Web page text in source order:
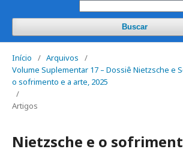
Buscar
Início / Arquivos
/
Volume Suplementar 17 – Dossiê Nietzsche e
o sofrimento e a arte, 2025
/
Artigos
Nietzsche e o